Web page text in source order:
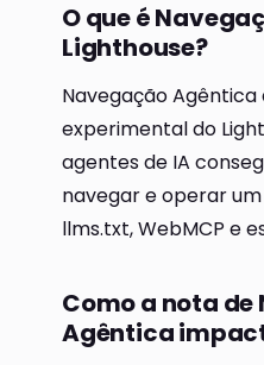
O que é
Lighthouse?
Navegação
experimental do
agentes de IA
navegar e operar
llms.txt, WebMCP e
Como a nota
Agêntica